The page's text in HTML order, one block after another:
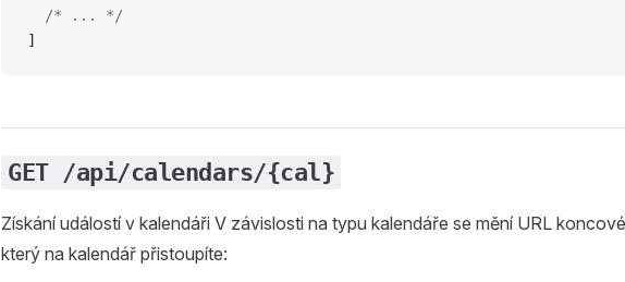
  /* ... */
]
GET /api/calendars/{cal}
Získání událostí v kalendáři V závislosti na typu kalendáře se mění URL
který na kalendář přistoupíte: